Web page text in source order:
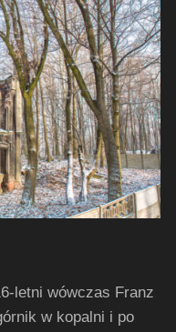
letni wówczas Franz
w kopalni i po